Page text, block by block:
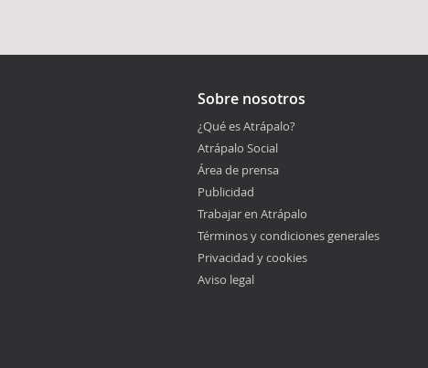
Sobre nosotros
¿Qué es Atrápalo?
Atrápalo Social
Área de prensa
Publicidad
Trabajar en Atrápalo
Términos y condiciones generales
Privacidad y cookies
Aviso legal